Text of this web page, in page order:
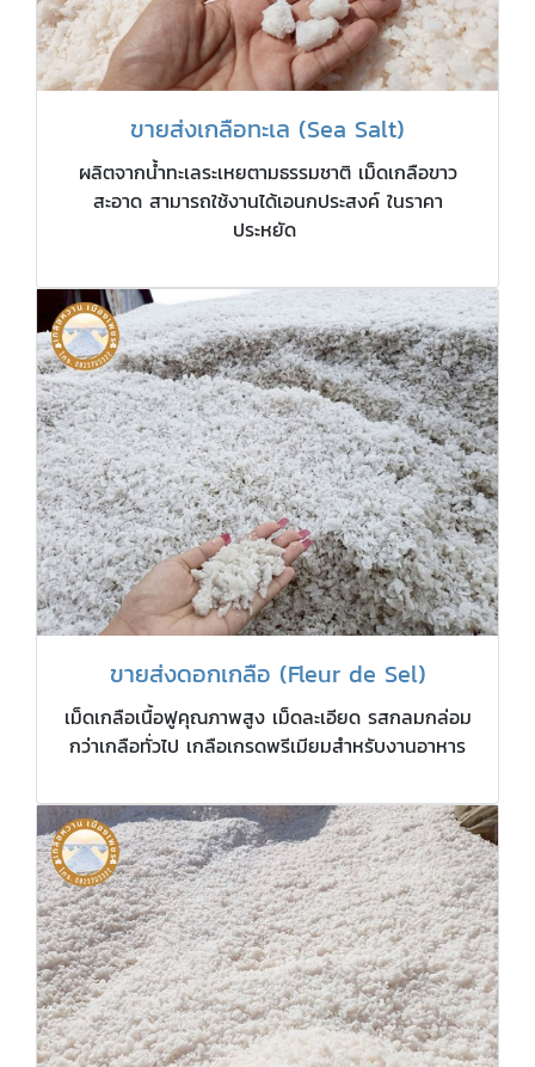
ขายส่งเกลือทะเล (Sea Salt)
ผลิตจากน้ำทะเลระเหยตามธรรมชาติ เม็ดเกลือขาว
สะอาด สามารถใช้งานได้เอนกประสงค์ ในราคา
ประหยัด
ขายส่งดอกเกลือ (Fleur de Sel)
เม็ดเกลือเนื้อฟูคุณภาพสูง เม็ดละเอียด รสกลมกล่อม
กว่าเกลือทั่วไป เกลือเกรดพรีเมียมสำหรับงานอาหาร